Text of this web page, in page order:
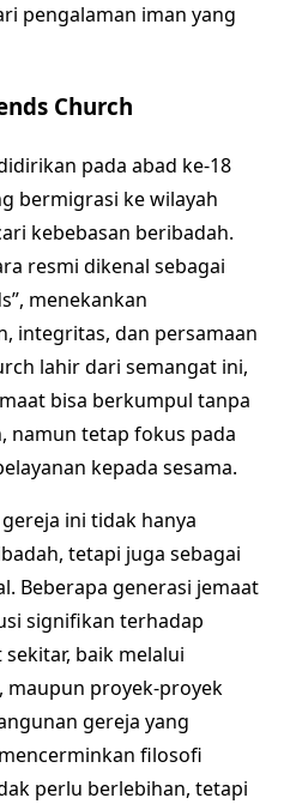
pengalaman iman yang
Church
pada abad ke-18
bermigrasi ke wilayah
kebebasan beribadah.
resmi dikenal sebagai
menekankan
integritas, dan persamaan
lahir dari semangat ini,
bisa berkumpul tanpa
namun tetap fokus pada
kepada sesama.
ini tidak hanya
tetapi juga sebagai
Beberapa generasi jemaat
signifikan terhadap
baik melalui
maupun proyek-proyek
gereja yang
filosofi
perlu berlebihan, tetapi